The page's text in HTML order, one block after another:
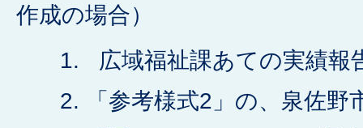
作成の場合）
広域福祉課あての実績報
「参考様式2」の、泉佐